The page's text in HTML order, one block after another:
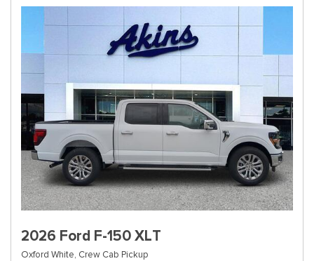
2026 Ford F-150 XLT
Oxford White, Crew Cab Pickup